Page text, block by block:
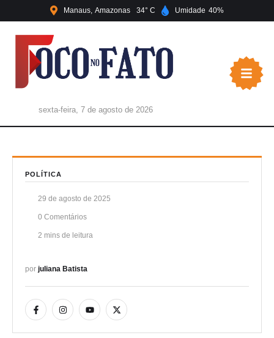
Manaus Amazonas 34 Umidade 40
sexta-feira, 7 de agosto de 2026
POLÍTICA
29 de agosto de 2025
0 Comentários
2 mins de leitura
por juliana Batista